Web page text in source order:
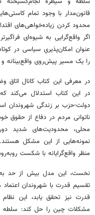
قانون‌مدار با وجود تمام
محدود کردن زیاده‌خواهی‌های
اگر واقع‌گرایی به شیوه‌ای
عنوان امکان‌پذیریِ سیاسی در
را یک مسیر پیش‌روی واقع‌بینانه
در معرفی این کتاب کانال
در این کتاب استدلال می‌کند
دولت-حزب بر زندگی شهروندان
ناتوانی مردم در دفاع از حقوق
محلی، محدودیت‌های شدید
نمونه‌هایی از این مشکل
منظر واقع‌گرایانه با شکست
نخست، این مدل بیش از حد به
تقسیم قدرت با شهروندان
قدرت نیز تحقق یابد، این
مشکلات چین را حل کند: سلطه